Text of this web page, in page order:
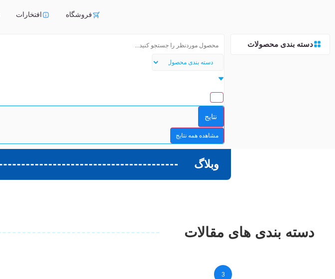
فروشگاه افتخارات
دسته بندی محصولات
نتایج
مشاهده همه نتایج
وبلاگ
دسته بندی های مقالات
3